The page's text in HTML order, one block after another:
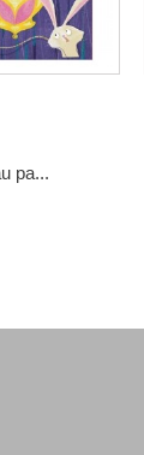
pa...